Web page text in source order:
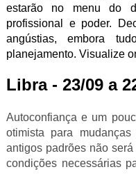
estarão no menu do
profissional e poder.
angústias, embora
planejamento. Visualize
Libra - 23/09 a
Autoconfiança e um
otimista para
antigos padrões não
condições necessárias